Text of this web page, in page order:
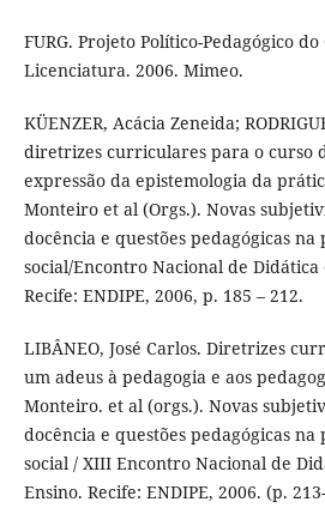
FURG. Projeto Político-Pedagógico
Licenciatura. 2006. Mimeo.
KÜENZER, Acácia Zeneida;
diretrizes curriculares para o curso
expressão da epistemologia da
Monteiro et al (Orgs.). Novas
docência e questões pedagógicas
social/Encontro Nacional de Didática
Recife: ENDIPE, 2006, p. 185 – 212.
LIBÂNEO, José Carlos. Diretrizes
um adeus à pedagogia e aos
Monteiro. et al (orgs.). Novas
docência e questões pedagógicas
social / XIII Encontro Nacional de
Ensino. Recife: ENDIPE, 2006. (p.